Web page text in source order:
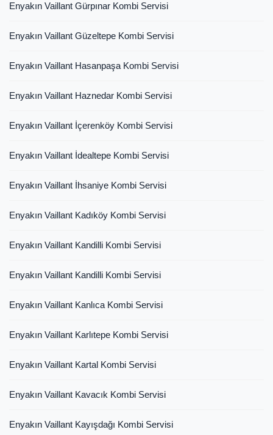
Enyakın Vaillant Gürpınar Kombi Servisi
Enyakın Vaillant Güzeltepe Kombi Servisi
Enyakın Vaillant Hasanpaşa Kombi Servisi
Enyakın Vaillant Haznedar Kombi Servisi
Enyakın Vaillant İçerenköy Kombi Servisi
Enyakın Vaillant İdealtepe Kombi Servisi
Enyakın Vaillant İhsaniye Kombi Servisi
Enyakın Vaillant Kadıköy Kombi Servisi
Enyakın Vaillant Kandilli Kombi Servisi
Enyakın Vaillant Kandilli Kombi Servisi
Enyakın Vaillant Kanlıca Kombi Servisi
Enyakın Vaillant Karlıtepe Kombi Servisi
Enyakın Vaillant Kartal Kombi Servisi
Enyakın Vaillant Kavacık Kombi Servisi
Enyakın Vaillant Kayışdağı Kombi Servisi